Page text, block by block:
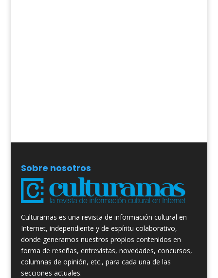
Sobre nosotros
Culturamas es una revista de información cultural en
Internet, independiente y de espíritu colaborativo,
donde generamos nuestros propios contenidos en
forma de reseñas, entrevistas, novedades, concursos,
columnas de opinión, etc., para cada una de las
secciones actuales.